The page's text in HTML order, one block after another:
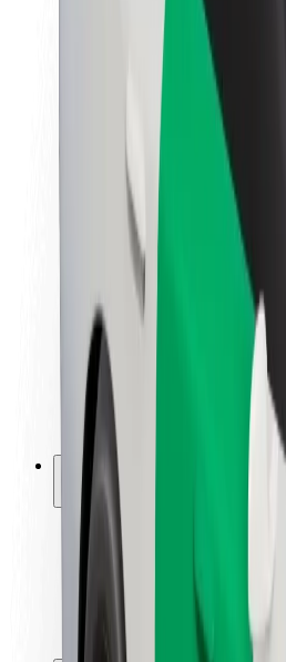
O platformi Bolt
Održivost uz Bolt
Projekt nula
Novosti
Smjernice za brend
Misija
Odnosi s investitorima
Vodstvo
Brend
Mediji
Urban Fund
Sigurnost
Sigurnost korisnika
Sigurnost vozača
Sigurnost na romobilu
Sigurnosni laboratorij